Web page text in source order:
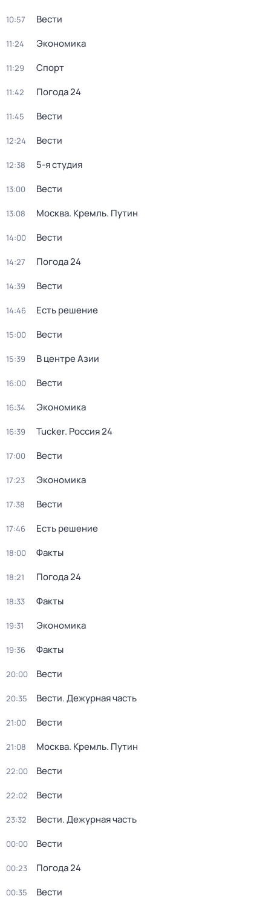
10:57 Вести
11:24 Экономика
11:29 Спорт
11:42 Погода 24
11:45 Вести
12:24 Вести
12:38 5-я студия
13:00 Вести
13:08 Москва. Кремль. Путин
14:00 Вести
14:27 Погода 24
14:39 Вести
14:46 Есть решение
15:00 Вести
15:39 В центре Азии
16:00 Вести
16:34 Экономика
16:39 Tucker. Россия 24
17:00 Вести
17:23 Экономика
17:38 Вести
17:46 Есть решение
18:00 Факты
18:21 Погода 24
18:33 Факты
19:31 Экономика
19:36 Факты
20:00 Вести
20:35 Вести. Дежурная часть
21:00 Вести
21:08 Москва. Кремль. Путин
22:00 Вести
22:02 Вести
23:32 Вести. Дежурная часть
00:00 Вести
00:23 Погода 24
00:35 Вести